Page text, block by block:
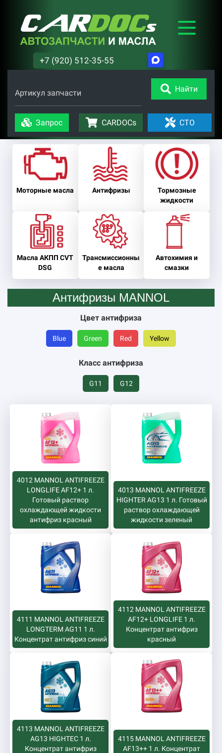
+7 (920) 512-35-55
Артикул запчасти Найти
Запрос CARDOCs СТО
Моторные масла Антифризы
Тормозные
жидкости
Масла АКПП CVT
DSG
Трансмиссионны
е масла
Автохимия и
смазки
Антифризы MANNOL
Цвет антифриза
Blue Green Red Yellow
Класс антифриза
G11 G12
4012 MANNOL ANTIFREEZE
LONGLIFE AF12+ 1 л.
Готовый раствор
охлаждающей жидкости
антифриз красный
4013 MANNOL ANTIFREEZE
HIGHTER AG13 1 л. Готовый
раствор охлаждающей
жидкости зеленый
4111 MANNOL ANTIFREEZE
LONGTERM AG11 1 л.
Концентрат антифриз синий
4112 MANNOL ANTIFREEZE
AF12+ LONGLIFE 1 л.
Концентрат антифриз
красный
4113 MANNOL ANTIFREEZE
AG13 HIGHTEC 1 л.
Концентрат антифриз
4115 MANNOL ANTIFREEZE
AF13++ 1 л. Концентрат